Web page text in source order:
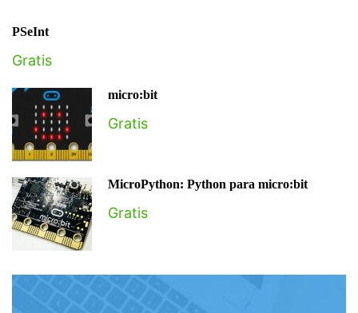
PSeInt
Gratis
micro:bit
Gratis
MicroPython: Python para micro:bit
Gratis